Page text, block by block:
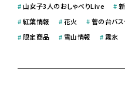
#山女子3人のおしゃべりLive #
#紅葉情報 #花火 #菅の台バ
# 限定商品 # 雪山情報 #霧氷